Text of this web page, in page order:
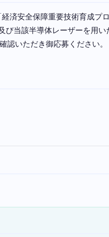
済安全保障重要技術育成プ
当該半導体レーザーを用い
いただき御応募ください。